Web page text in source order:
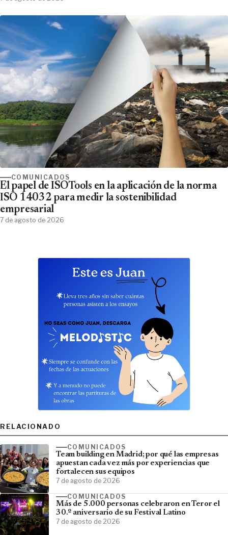
COMUNICADOS
El papel de ISOTools en la aplicación de la norma
ISO 14032 para medir la sostenibilidad
empresarial
7 de agosto de 2026
RELACIONADO
COMUNICADOS
Team building en Madrid; por qué las empresas
apuestan cada vez más por experiencias que
fortalecen sus equipos
7 de agosto de 2026
COMUNICADOS
Más de 5.000 personas celebraron en Teror el
30.º aniversario de su Festival Latino
7 de agosto de 2026